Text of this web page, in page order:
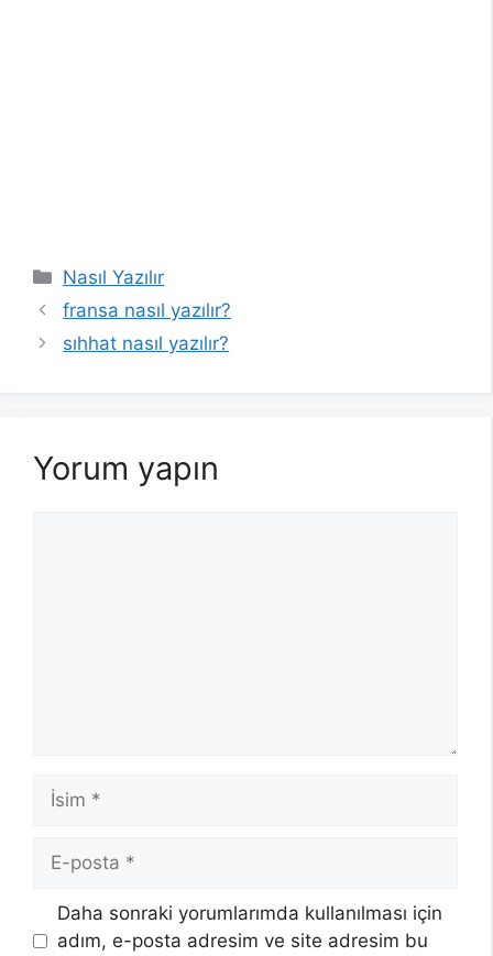
Kategoriler
Nasıl Yazılır
fransa nasıl yazılır?
sıhhat nasıl yazılır?
Yorum yapın
İsim
posta
Daha sonraki yorumlarımda kullanılması için
adım, e-posta adresim ve site adresim bu